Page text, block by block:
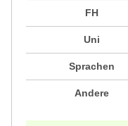
FH
Uni
Sprachen
Andere